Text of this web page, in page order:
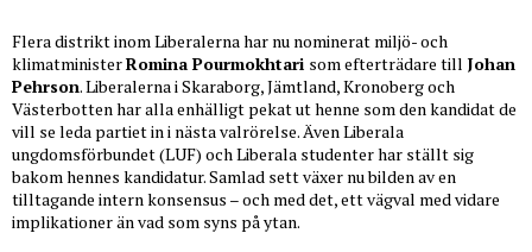
Flera distrikt inom Liberalerna har nu nominerat miljö- och
klimatministerRomina Pourmokhtari som efterträdare till Johan
Pehrson. Liberalerna i Skaraborg, Jämtland, Kronoberg och
Västerbotten har alla enhälligt pekat ut henne som den kandidat de
vill se leda partiet in i nästa valrörelse. Även Liberala
ungdomsförbundet (LUF) och Liberala studenter har ställt sig
bakom hennes kandidatur. Samlad sett växer nu bilden av en
tilltagande intern konsensus – och med det, ett vägval med vidare
implikationer än vad som syns på ytan.